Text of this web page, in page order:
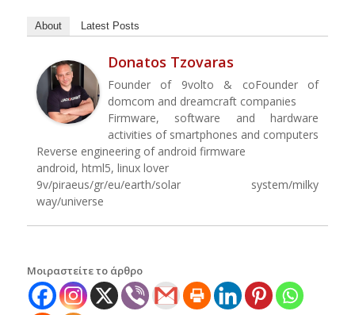
About Latest Posts
Donatos Tzovaras
Founder of 9volto & coFounder of
domcom and dreamcraft companies
Firmware, software and hardware
activities of smartphones and computers
Reverse engineering of android firmware
android, html5, linux lover
9v/piraeus/gr/eu/earth/solar system/milky
way/universe
Μοιραστείτε το άρθρο